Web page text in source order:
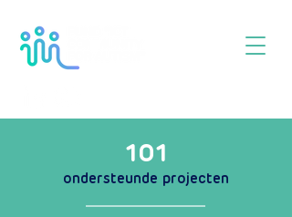
101
ondersteunde projecten